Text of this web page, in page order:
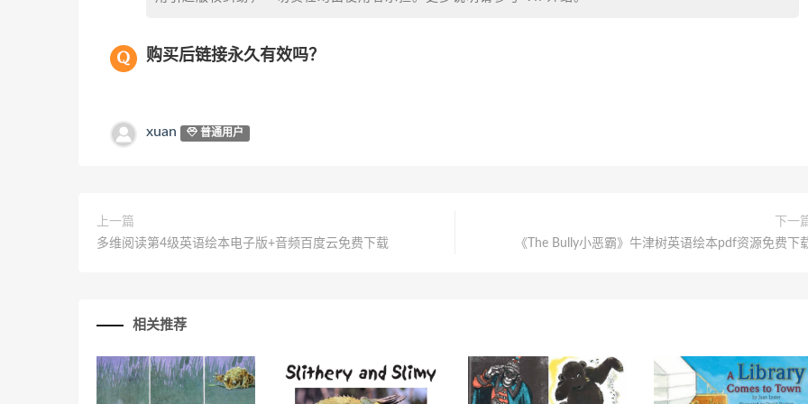
购买后链接永久有效吗？
xuan 普通用户
上一篇
多维阅读第4级英语绘本电子版+音频百度云免费下载
下一
《The Bully小恶霸》牛津树英语绘本pdf资源免费下
相关推荐